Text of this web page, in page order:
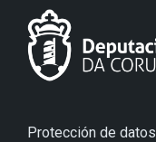
Protección de datos